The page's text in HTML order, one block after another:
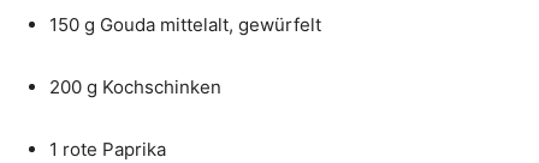
150 g Gouda mittelalt, gewürfelt
200 g Kochschinken
1 rote Paprika